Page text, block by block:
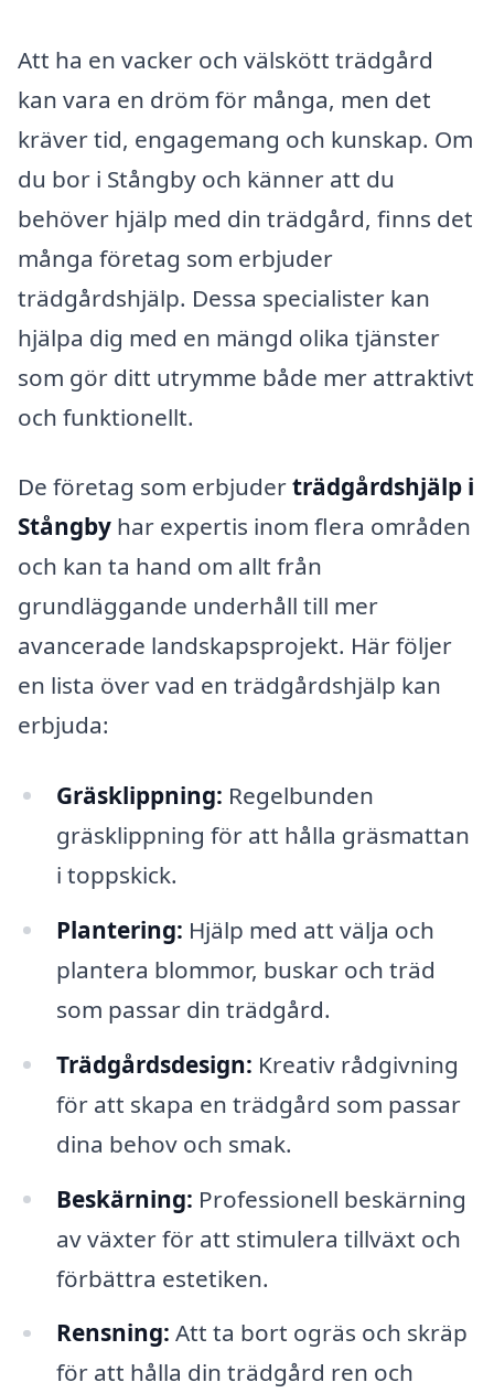
Att ha en vacker och välskött trädgård
kan vara en dröm för många, men det
kräver tid, engagemang och kunskap. Om
du bor i Stångby och känner att du
behöver hjälp med din trädgård, finns det
många företag som erbjuder
trädgårdshjälp. Dessa specialister kan
hjälpa dig med en mängd olika tjänster
som gör ditt utrymme både mer attraktivt
och funktionellt.
De företag som erbjuderträdgårdshjälp i
Stångby har expertis inom flera områden
och kan ta hand om allt från
grundläggande underhåll till mer
avancerade landskapsprojekt. Här följer
en lista över vad en trädgårdshjälp kan
erbjuda:
Gräsklippning: Regelbunden
gräsklippning för att hålla gräsmattan
i toppskick.
Plantering: Hjälp med att välja och
plantera blommor, buskar och träd
som passar din trädgård.
Trädgårdsdesign: Kreativ rådgivning
för att skapa en trädgård som passar
dina behov och smak.
Beskärning: Professionell beskärning
av växter för att stimulera tillväxt och
förbättra estetiken.
Rensning: Att ta bort ogräs och skräp
för att hålla din trädgård ren och